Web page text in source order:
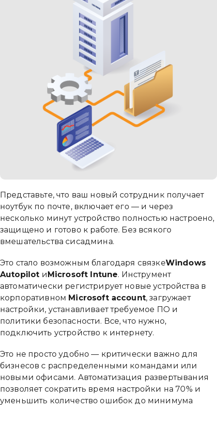
Представьте, что ваш новый сотрудник получает
ноутбук по почте, включает его — и через
несколько минут устройство полностью настроено,
защищено и готово к работе. Без всякого
вмешательства сисадмина.
Это стало возможным благодаря связкеWindows
Autopilot иMicrosoft Intune. Инструмент
автоматически регистрирует новые устройства в
корпоративном Microsoft account, загружает
настройки, устанавливает требуемое ПО и
политики безопасности. Все, что нужно,
подключить устройство к интернету.
Это не просто удобно — критически важно для
бизнесов с распределенными командами или
новыми офисами. Автоматизация развертывания
позволяет сократить время настройки на 70% и
уменьшить количество ошибок до минимума